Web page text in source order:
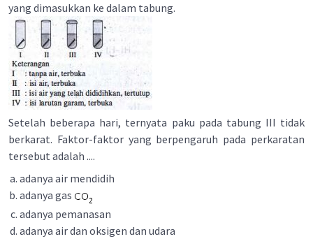
yang dimasukkan ke dalam tabung.
Setelah beberapa hari, ternyata paku pada tabung III tidak
berkarat. Faktor-faktor yang berpengaruh pada perkaratan
tersebut adalah ....
adanya air mendidih
adanya gas
adanya pemanasan
adanya air dan oksigen dan udara